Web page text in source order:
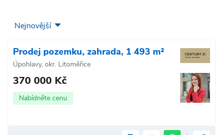
Prodej pozemku, zahrada, 1 493 m²
Úpohlavy, okr. Litoměřice
370 000 Kč
Nabídněte cenu